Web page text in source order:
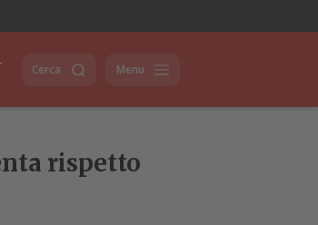
Cerca Menu
rispetto